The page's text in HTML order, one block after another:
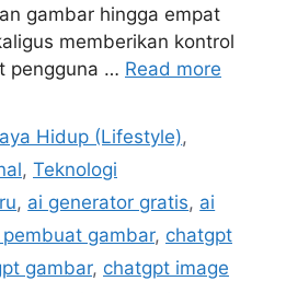
gambar hingga empat
memberikan kontrol
pengguna … Read more
Hidup (Lifestyle),
, Teknologi
, ai generator gratis, ai
pembuat gambar, chatgpt
gambar, chatgpt image